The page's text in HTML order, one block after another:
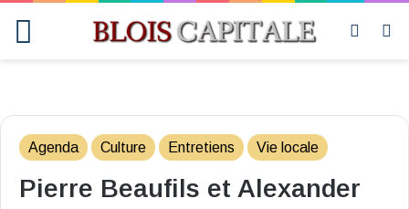
Switch
Agenda Culture Entretiens Vie locale
Pierre Beaufils et Alexander